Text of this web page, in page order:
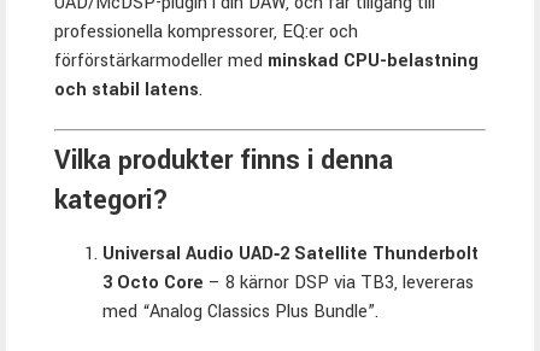
professionella kompressorer, EQ:er och
förförstärkarmodeller med minskad CPU-belastning
och stabil latens.
Vilka produkter finns i denna
kategori?
Universal Audio UAD‑2 Satellite Thunderbolt
3 Octo Core – 8 kärnor DSP via TB3, levereras
med “Analog Classics Plus Bundle”.